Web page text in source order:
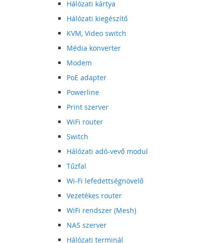
Hálózati kártya
Hálózati kiegészítő
KVM, Video switch
Média konverter
Modem
PoE adapter
Powerline
Print szerver
WiFi router
Switch
Hálózati adó-vevő modul
Tűzfal
Wi-Fi lefedettségnövelő
Vezetékes router
WiFi rendszer (Mesh)
NAS szerver
Hálózati terminál